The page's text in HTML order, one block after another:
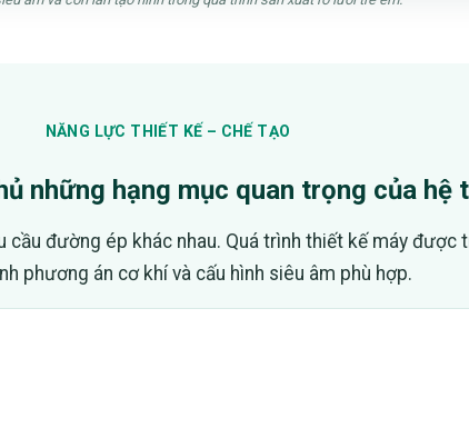
NĂNG LỰC THIẾT KẾ – CHẾ TẠO
những hạng mục quan trọng của hệ
cầu đường ép khác nhau. Quá trình thiết kế máy
phương án cơ khí và cấu hình siêu âm phù hợp.